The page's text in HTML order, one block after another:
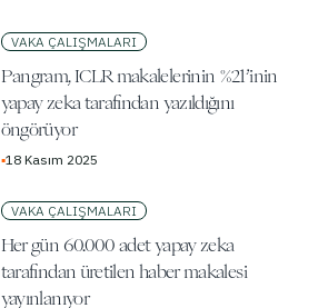
VAKA ÇALIŞMALARI
Pangram, ICLR makalelerinin %21’inin
yapay zeka tarafından yazıldığını
öngörüyor
▪18 Kasım 2025
VAKA ÇALIŞMALARI
Her gün 60.000 adet yapay zeka
tarafından üretilen haber makalesi
yayınlanıyor